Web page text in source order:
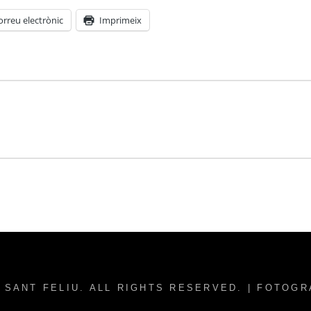
electrònic Imprimeix
SANT FELIU . ALL RIGHTS RESERVED. |